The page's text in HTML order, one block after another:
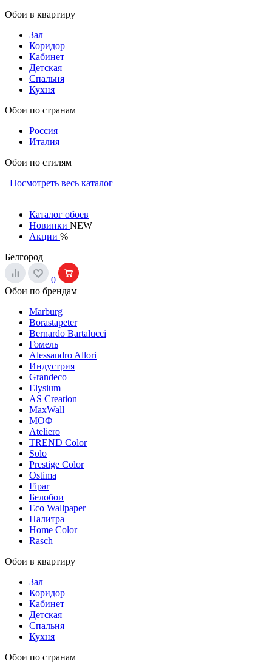
Обои в квартиру
Зал
Коридор
Кабинет
Детская
Спальня
Кухня
Обои по странам
Россия
Италия
Обои по стилям
Посмотреть весь каталог
Каталог обоев
Новинки NEW
Акции %
Белгород
0
Обои по брендам
Marburg
Borastapeter
Bernardo Bartalucci
Гомель
Alessandro Allori
Индустрия
Grandeco
Elysium
AS Creation
MaxWall
МОФ
Ateliero
TREND Color
Solo
Prestige Color
Ostima
Fipar
Белобои
Eco Wallpaper
Палитра
Home Color
Rasch
Обои в квартиру
Зал
Коридор
Кабинет
Детская
Спальня
Кухня
Обои по странам